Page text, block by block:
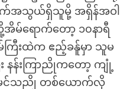
အသွယ်ရှိသူမို့ အရှိန်အဝါ
မ်ရောက်တော့ ၁၀နာရီ
ကြီးထဲက ဧည့်ခန်ူမှာ သူမ
နန်းကြာညိုကတော့ ကျုံ့
င်သညို တစ်ယောက်လို